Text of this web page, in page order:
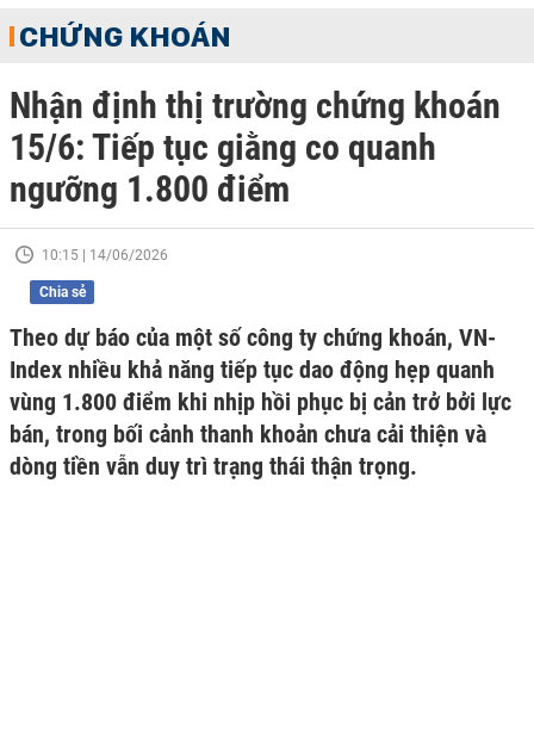
CHỨNG KHOÁN
Nhận định thị trường chứng khoán
15/6: Tiếp tục giằng co quanh
ngưỡng 1.800 điểm
10:15 | 14/06/2026
Chia sẻ
Theo dự báo của một số công ty chứng khoán, VN-
Index nhiều khả năng tiếp tục dao động hẹp quanh
vùng 1.800 điểm khi nhịp hồi phục bị cản trở bởi lực
bán, trong bối cảnh thanh khoản chưa cải thiện và
dòng tiền vẫn duy trì trạng thái thận trọng.